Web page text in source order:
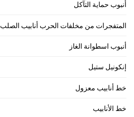
أنبوب حماية التآكل
المتفجرات من مخلفات الحرب أنابيب الصلب
أنبوب اسطوانة الغاز
إنكونيل ستيل
خط أنابيب معزول
خط الأنابيب